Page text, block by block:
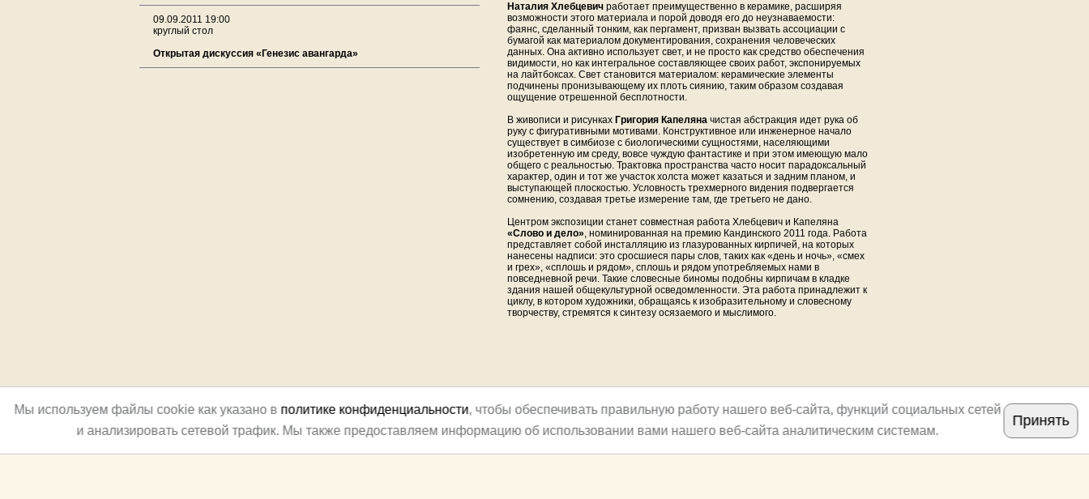
09.09.2011 19:00
круглый стол
Открытая дискуссия «Генезис авангарда»
Наталия Хлебцевич работает преимущественно в керамике, расширяя
возможности этого материала и порой доводя его до неузнаваемости:
фаянс, сделанный тонким, как пергамент, призван вызвать ассоциации с
бумагой как материалом документирования, сохранения человеческих
данных. Она активно использует свет, и не просто как средство обеспечения
видимости, но как интегральное составляющее своих работ, экспонируемых
на лайтбоксах. Свет становится материалом: керамические элементы
подчинены пронизывающему их плоть сиянию, таким образом создавая
ощущение отрешенной бесплотности.
В живописи и рисунках Григория Капеляна чистая абстракция идет рука об
руку с фигуративными мотивами. Конструктивное или инженерное начало
существует в симбиозе с биологическими сущностями, населяющими
изобретенную им среду, вовсе чуждую фантастике и при этом имеющую мало
общего с реальностью. Трактовка пространства часто носит парадоксальный
характер, один и тот же участок холста может казаться и задним планом, и
выступающей плоскостью. Условность трехмерного видения подвергается
сомнению, создавая третье измерение там, где третьего не дано.
Центром экспозиции станет совместная работа Хлебцевич и Капеляна
«Слово и дело», номинированная на премию Кандинского 2011 года. Работа
представляет собой инсталляцию из глазурованных кирпичей, на которых
нанесены надписи: это сросшиеся пары слов, таких как «день и ночь», «смех
и грех», «сплошь и рядом», сплошь и рядом употребляемых нами в
повседневной речи. Такие словесные биномы подобны кирпичам в кладке
здания нашей общекультурной осведомленности. Эта работа принадлежит к
циклу, в котором художники, обращаясь к изобразительному и словесному
творчеству, стремятся к синтезу осязаемого и мыслимого.
Мы используем файлы cookie как указано в политике конфиденциальности, чтобы обеспечивать правильную работу нашего веб-сайта, функций социальных сетей
и анализировать сетевой трафик. Мы также предоставляем информацию об использовании вами нашего веб-сайта аналитическим системам.
Принять